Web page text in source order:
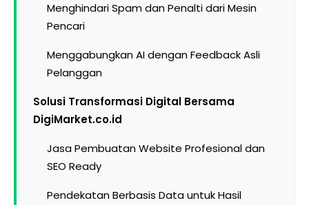
Menghindari Spam dan Penalti dari Mesin
Pencari
Menggabungkan AI dengan Feedback Asli
Pelanggan
Solusi Transformasi Digital Bersama
DigiMarket.co.id
Jasa Pembuatan Website Profesional dan
SEO Ready
Pendekatan Berbasis Data untuk Hasil